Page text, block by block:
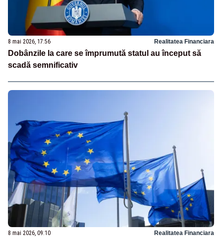
8 mai 2026, 17:56 Realitatea Financiara
Dobânzile la care se împrumută statul au început să
scadă semnificativ
8 mai 2026, 09:10 Realitatea Financiara